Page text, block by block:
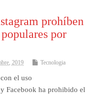
prohíben
por
2019 Tecnologia
el uso
Facebook ha prohibido el